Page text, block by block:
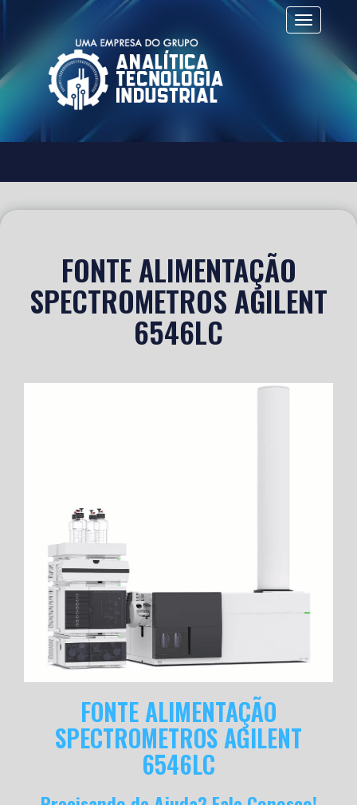
Alternar
FONTE ALIMENTAÇÃO
SPECTROMETROS AGILENT
6546LC
FONTE ALIMENTAÇÃO
SPECTROMETROS AGILENT
6546LC